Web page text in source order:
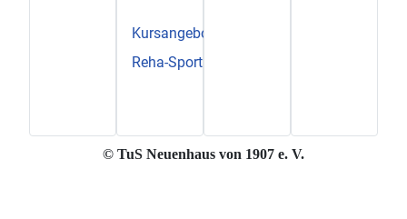
Kursangebot
Reha-Sport im TuS
© TuS Neuenhaus von 1907 e. V.